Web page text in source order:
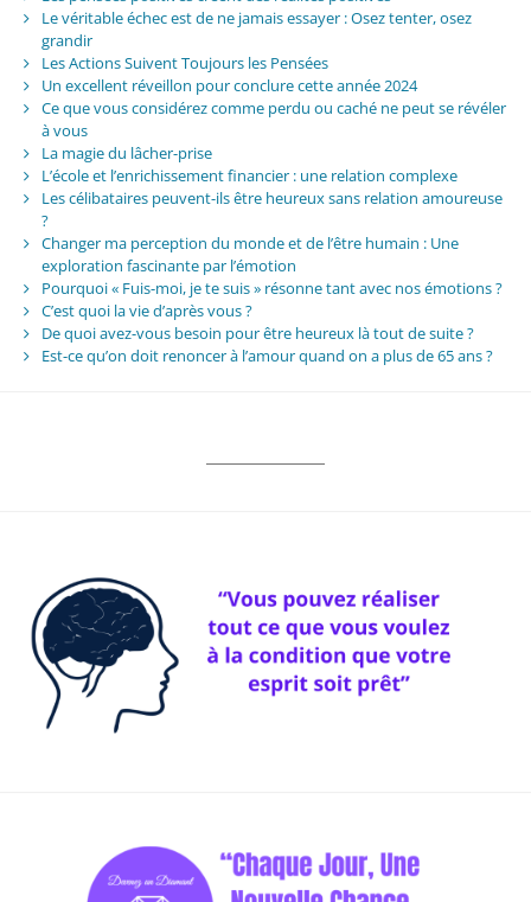
Le véritable échec est de ne jamais essayer : Osez tenter, osez
grandir
Les Actions Suivent Toujours les Pensées
Un excellent réveillon pour conclure cette année 2024
Ce que vous considérez comme perdu ou caché ne peut se révéler
à vous
La magie du lâcher-prise
L’école et l’enrichissement financier : une relation complexe
Les célibataires peuvent-ils être heureux sans relation amoureuse
?
Changer ma perception du monde et de l’être humain : Une
exploration fascinante par l’émotion
Pourquoi « Fuis-moi, je te suis » résonne tant avec nos émotions ?
C’est quoi la vie d’après vous ?
De quoi avez-vous besoin pour être heureux là tout de suite ?
Est-ce qu’on doit renoncer à l’amour quand on a plus de 65 ans ?